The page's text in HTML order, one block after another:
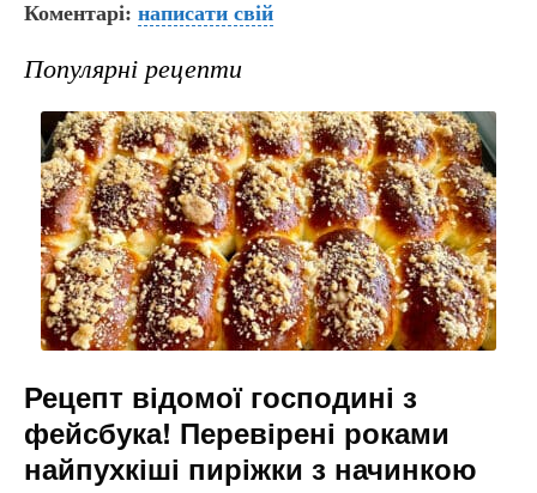
c
e
b
o
o
k
er e
gr
a
m
s
e
n
g
er
Коментарі: написати свій
Популярні рецепти
Рецепт відомої господині з
фейсбука! Перевірені роками
найпухкіші пиріжки з начинкою